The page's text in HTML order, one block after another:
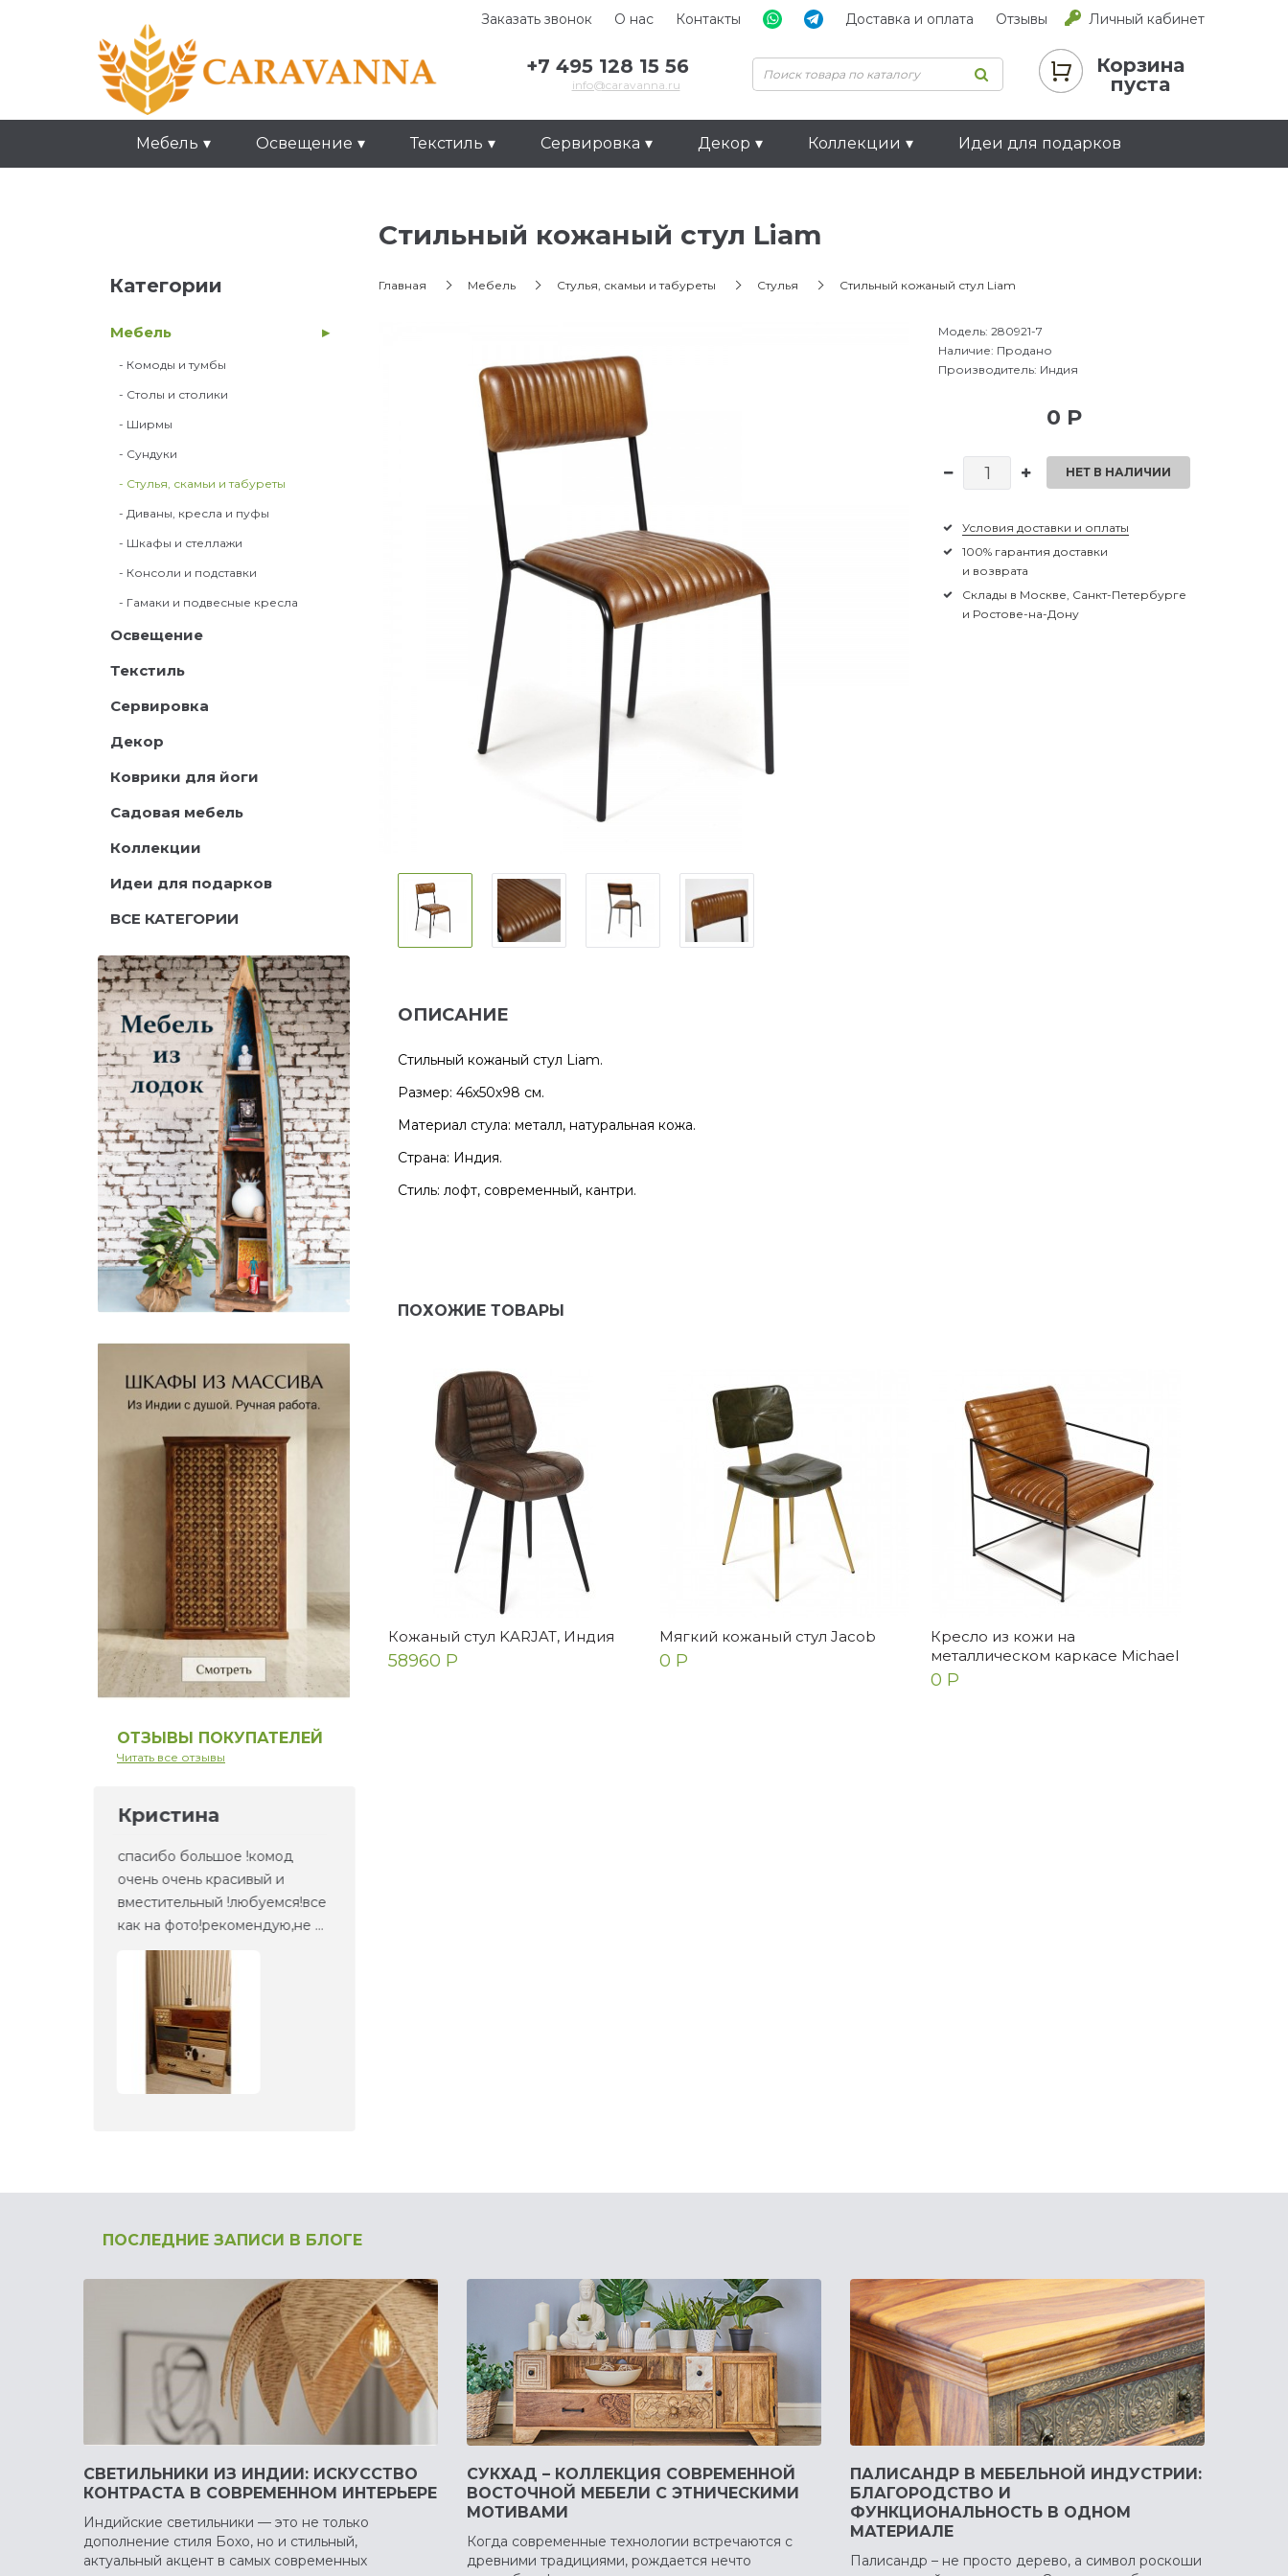
Заказать звонок О нас Контакты Доставка и оплата Отзывы Личный кабинет
+7 495 128 15 56
info@caravanna.ru
Корзина
пуста
Мебель Освещение Текстиль Сервировка Декор Коллекции Идеи для подарков
Категории
Мебель
- Комоды и тумбы
- Столы и столики
- Ширмы
- Сундуки
- Стулья, скамьи и табуреты
- Диваны, кресла и пуфы
- Шкафы и стеллажи
- Консоли и подставки
- Гамаки и подвесные кресла
Освещение
Текстиль
Сервировка
Декор
Коврики для йоги
Садовая мебель
Коллекции
Идеи для подарков
ВСЕ КАТЕГОРИИ
ОТЗЫВЫ ПОКУПАТЕЛЕЙ
Читать все отзывы
Кристина
спасибо большое !комод
очень очень красивый и
вместительный !любуемся!все
как на фото!рекомендую,не ...
Стильный кожаный стул Liam
Главная Мебель Стулья, скамьи и табуреты Стулья Стильный кожаный стул Liam
Модель:280921-7
Наличие: Продано
Производитель: Индия
0 Р
НЕТ В НАЛИЧИИ
Условия доставки и оплаты
100% гарантия доставки
и возврата
Склады в Москве, Санкт-Петербурге
и Ростове-на-Дону
ОПИСАНИЕ
Стильный кожаный стул Liam.
Размер: 46х50х98 см.
Материал стула: металл, натуральная кожа.
Страна: Индия.
Стиль: лофт, современный, кантри.
ПОХОЖИЕ ТОВАРЫ
Кожаный стул KARJAT, Индия
58960 Р
Мягкий кожаный стул Jacob
0 Р
Кресло из кожи на
металлическом каркасе Michael
0 Р
ПОСЛЕДНИЕ ЗАПИСИ В БЛОГЕ
СВЕТИЛЬНИКИ ИЗ ИНДИИ: ИСКУССТВО
КОНТРАСТА В СОВРЕМЕННОМ ИНТЕРЬЕРЕ
Индийские светильники — это не только
дополнение стиля Бохо, но и стильный,
актуальный акцент в самых современных
СУКХАД – КОЛЛЕКЦИЯ СОВРЕМЕННОЙ
ВОСТОЧНОЙ МЕБЕЛИ С ЭТНИЧЕСКИМИ
МОТИВАМИ
Когда современные технологии встречаются с
древними традициями, рождается нечто
ПАЛИСАНДР В МЕБЕЛЬНОЙ ИНДУСТРИИ:
БЛАГОРОДСТВО И
ФУНКЦИОНАЛЬНОСТЬ В ОДНОМ
МАТЕРИАЛЕ
Палисандр – не просто дерево, а символ роскоши